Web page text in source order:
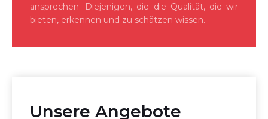
ansprechen: Diejenigen, die die Qualität, die wir
bieten, erkennen und zu schätzen wissen.
Unsere Angebote